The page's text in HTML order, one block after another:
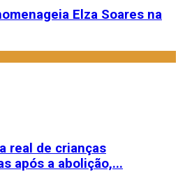
Elza Soares na
real de crianças
após a abolição,...